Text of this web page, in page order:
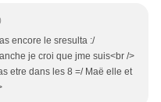
encore le sresulta :/
je croi que jme suis<br />
etre dans les 8 =/ Maë elle et